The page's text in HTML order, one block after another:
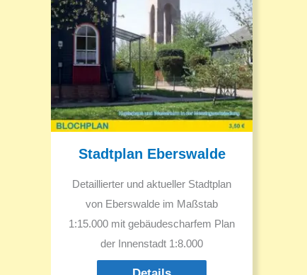
Stadtplan Eberswalde
Detaillierter und aktueller Stadtplan
von Eberswalde im Maßstab
1:15.000 mit gebäudescharfem Plan
der Innenstadt 1:8.000